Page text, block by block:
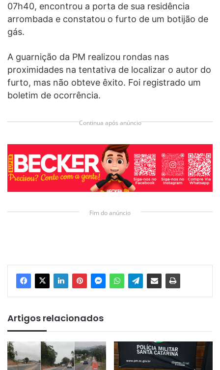
07h40, encontrou a porta de sua residência
arrombada e constatou o furto de um botijão de
gás.
A guarnição da PM realizou rondas nas
proximidades na tentativa de localizar o autor do
furto, mas não obteve êxito. Foi registrado um
boletim de ocorrência.
Continua após anúncio
Fim do anúncio
Artigos relacionados